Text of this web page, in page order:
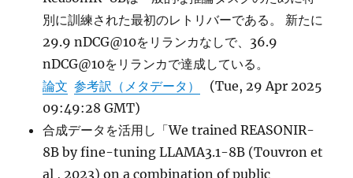
別に訓練された最初のレトリバーである。 新たに
29.9 nDCG@10をリランカなしで、36.9
nDCG@10をリランカで達成している。
論文 参考訳（メタデータ）
(Tue, 29 Apr 2025
09:49:28 GMT)
合成データを活用し「We trained REASONIR-
8B by fine-tuning LLAMA3.1-8B (Touvron et
al , 2023) on a combination of public